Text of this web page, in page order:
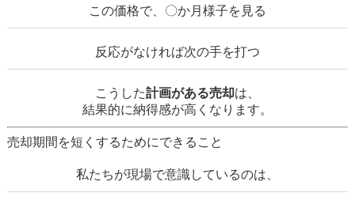
この価格で、〇か月様子を見る
反応がなければ次の手を打つ
こうした計画がある売却は、
結果的に納得感が高くなります。
売却期間を短くするためにできること
私たちが現場で意識しているのは、